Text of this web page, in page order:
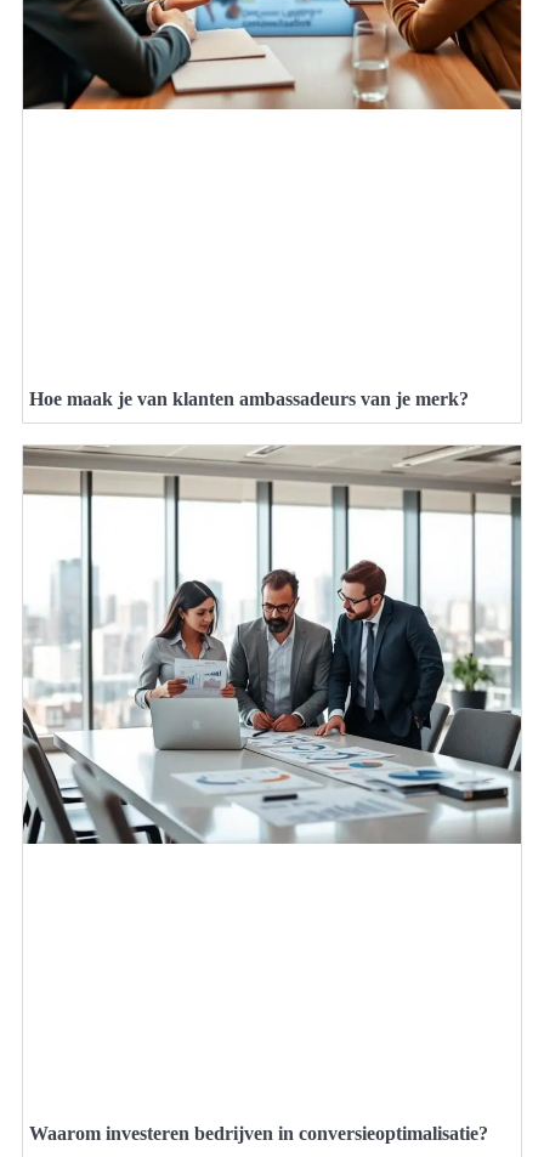
Hoe maak je van klanten ambassadeurs van je merk?
Waarom investeren bedrijven in conversieoptimalisatie?